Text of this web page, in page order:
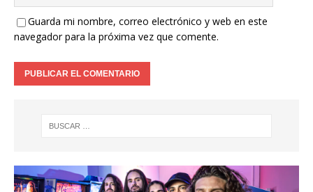
Guarda mi nombre, correo electrónico y web en este
navegador para la próxima vez que comente.